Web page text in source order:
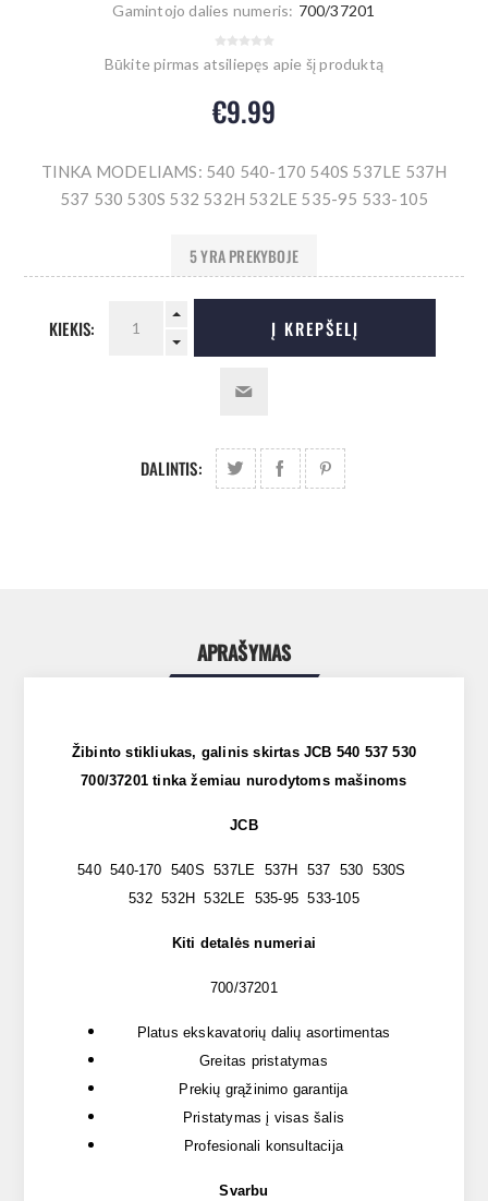
Gamintojo dalies numeris: 700/37201
Būkite pirmas atsiliepęs apie šį produktą
€9.99
TINKA MODELIAMS: 540 540-170 540S 537LE 537H
537 530 530S 532 532H 532LE 535-95 533-105
5 YRA PREKYBOJE
KIEKIS: Į KREPŠELĮ
DALINTIS:
APRAŠYMAS
Žibinto stikliukas, galinis skirtas JCB 540 537 530
700/37201 tinka žemiau nurodytoms mašinoms
JCB
540 540-170 540S 537LE 537H 537 530 530S
532 532H 532LE 535-95 533-105
Kiti detalės numeriai
700/37201
Platus ekskavatorių dalių asortimentas
Greitas pristatymas
Prekių grąžinimo garantija
Pristatymas į visas šalis
Profesionali konsultacija
Svarbu